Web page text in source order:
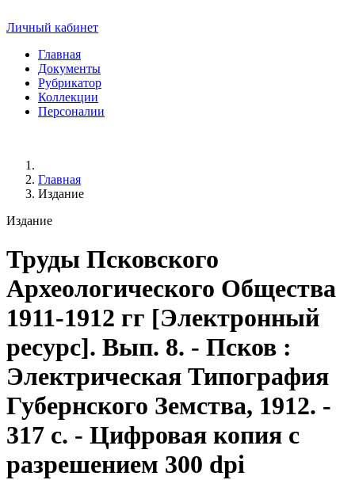
Личный кабинет
Главная
Документы
Рубрикатор
Коллекции
Персоналии
Главная
Издание
Издание
Труды Псковского
Археологического Общества
1911-1912 гг [Электронный
ресурс]. Вып. 8. - Псков :
Электрическая Типография
Губернского Земства, 1912. -
317 с. - Цифровая копия с
разрешением 300 dpi